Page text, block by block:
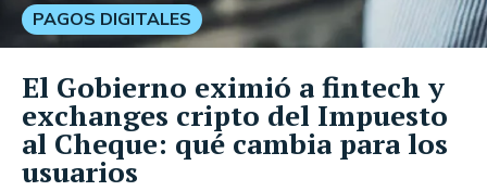
PAGOS DIGITALES
El Gobierno eximió a fintech y
exchanges cripto del Impuesto
al Cheque: qué cambia para los
usuarios